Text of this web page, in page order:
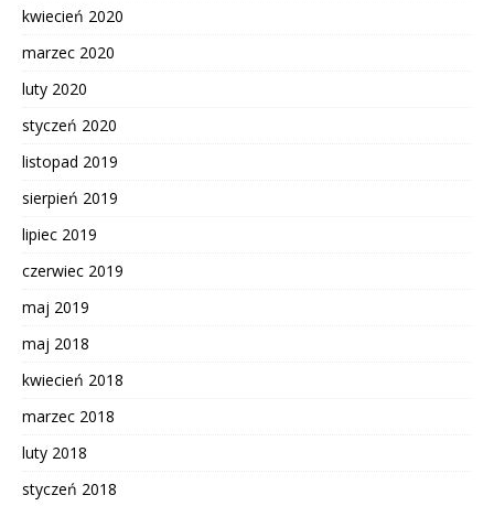
kwiecień 2020
marzec 2020
luty 2020
styczeń 2020
listopad 2019
sierpień 2019
lipiec 2019
czerwiec 2019
maj 2019
maj 2018
kwiecień 2018
marzec 2018
luty 2018
styczeń 2018